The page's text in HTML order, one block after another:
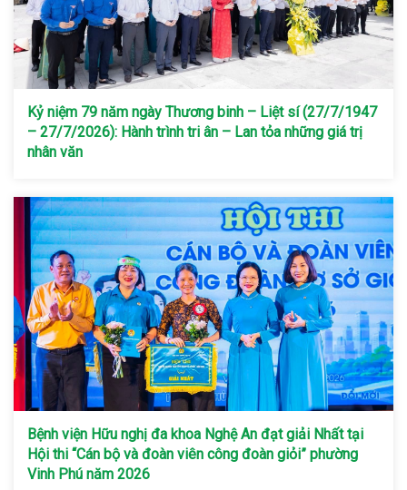
Kỷ niệm 79 năm ngày Thương binh – Liệt sí (27/7/1947
– 27/7/2026): Hành trình tri ân – Lan tỏa những giá trị
nhân văn
Bệnh viện Hữu nghị đa khoa Nghệ An đạt giải Nhất tại
Hội thi “Cán bộ và đoàn viên công đoàn giỏi” phường
Vinh Phú năm 2026